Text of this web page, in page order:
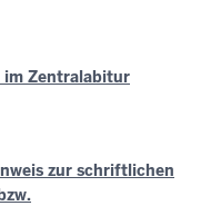
im Zentralabitur
zur schriftlichen